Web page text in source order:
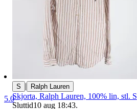
5.0
S | Ralph Lauren
Skjorta, Ralph Lauren, 100% lin, stl. S
Sluttid10 aug 18:43.